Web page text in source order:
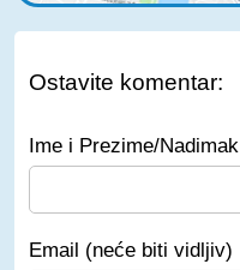
Ostavite komentar:
Ime i Prezime/Nadimak
Email (neće biti vidljiv)